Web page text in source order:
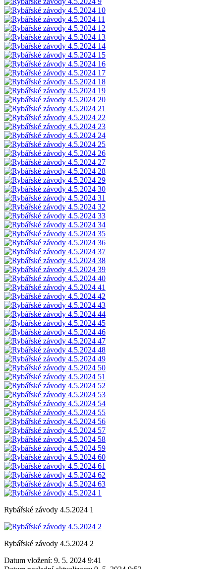
Rybářské závody 4.5.2024 1
Rybářské závody 4.5.2024 2
Datum vložení: 9. 5. 2024 9:41